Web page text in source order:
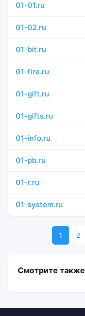
01-01.ru
01-02.ru
01-bit.ru
01-fire.ru
01-gift.ru
01-gifts.ru
01-info.ru
01-pb.ru
01-r.ru
01-system.ru
1 2
Смотрите также